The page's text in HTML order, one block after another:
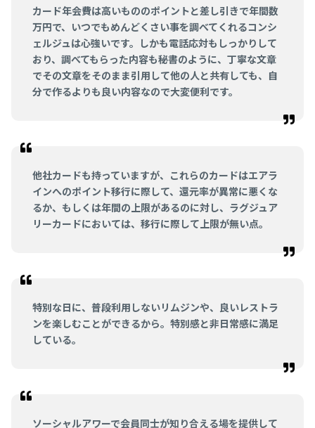
カード年会費は高いもののポイントと差し引きで年間数
万円で、いつでもめんどくさい事を調べてくれるコンシ
ェルジュは心強いです。しかも電話応対もしっかりして
おり、調べてもらった内容も秘書のように、丁寧な文章
でその文章をそのまま引用して他の人と共有しても、自
分で作るよりも良い内容なので大変便利です。
他社カードも持っていますが、これらのカードはエアラ
インへのポイント移行に際して、還元率が異常に悪くな
るか、もしくは年間の上限があるのに対し、ラグジュア
リーカードにおいては、移行に際して上限が無い点。
特別な日に、普段利用しないリムジンや、良いレストラ
ンを楽しむことができるから。特別感と非日常感に満足
している。
ソーシャルアワーで会員同士が知り合える場を提供して